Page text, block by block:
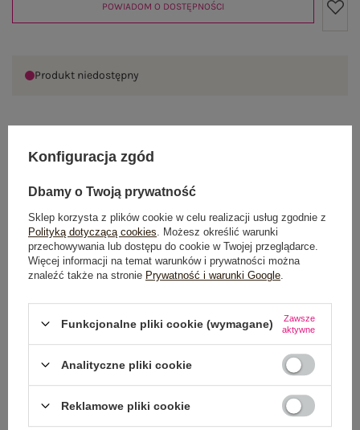
POWIADOM O DOSTĘPNOŚCI
Produkt niedostępny
GŁÓWNE PARAMETRY
OPINIE O PRODUKCIE (1)
WYSYŁKA I DOSTAWA
Konfiguracja zgód
Dbamy o Twoją prywatność
Sklep korzysta z plików cookie w celu realizacji usług zgodnie z
Polityką dotyczącą cookies . Możesz określić warunki
przechowywania lub dostępu do cookie w Twojej przeglądarce.
Więcej informacji na temat warunków i prywatności można
znaleźć także na stronie Prywatność i warunki Google
Funkcjonalne pliki cookie (wymagane)
Zawsze
aktywne
Analityczne pliki cookie
Reklamowe pliki cookie